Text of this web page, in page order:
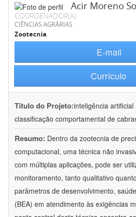
Acir Moreno
COORDENADOR(A)
CIÊNCIAS AGRÁRIAS
Zootecnia
E-mail
Currículo
Título do Projeto:inteligência
classificação comportamental de
Resumo: Dentro da zootecnia de
computacional, uma técnica não
com múltiplas aplicações, pode ser
monitoramento, tanto qualitativo
parâmetros de desenvolvimento,
(BEA) em atendimento às exigências